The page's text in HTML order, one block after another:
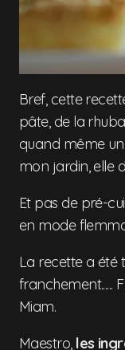
Bref, cette
pâte, de la
quand même
mon jardin, elle
Et pas de pré-
en mode
La recette a été
franchement......
Miam.
Maestro, les